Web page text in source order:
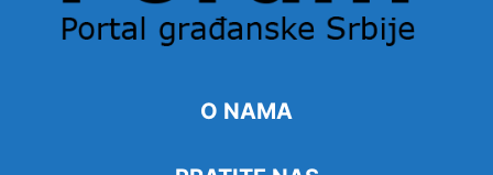
O NAMA